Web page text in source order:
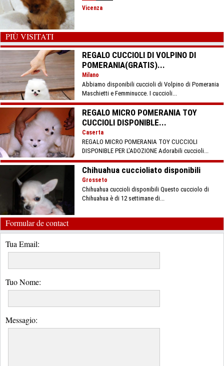
Vicenza
PIÙ VISITATI
REGALO CUCCIOLI DI VOLPINO DI
POMERANIA(GRATIS)...
Milano
Abbiamo disponibili cuccioli di Volpino di Pomerania
Maschietti e Femminucce. I cuccioli...
REGALO MICRO POMERANIA TOY
CUCCIOLI DISPONIBLE...
Caserta
REGALO MICRO POMERANIA TOY CUCCIOLI
DISPONIBLE PER L'ADOZIONE Adorabili cuccioli...
Chihuahua cuccioliato disponibili
Grosseto
Chihuahua cuccioli disponibili Questo cucciolo di
Chihuahua è di 12 settimane di...
Formular de contact
Tua Email:
Tuo Nome:
Messagio: